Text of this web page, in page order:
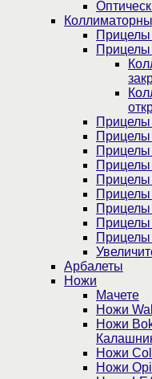
Прицелы
Прицелы
Прицелы
Арбалеты
Ножи
Мачете
Ножи
Ножи
Ножи
Ножи